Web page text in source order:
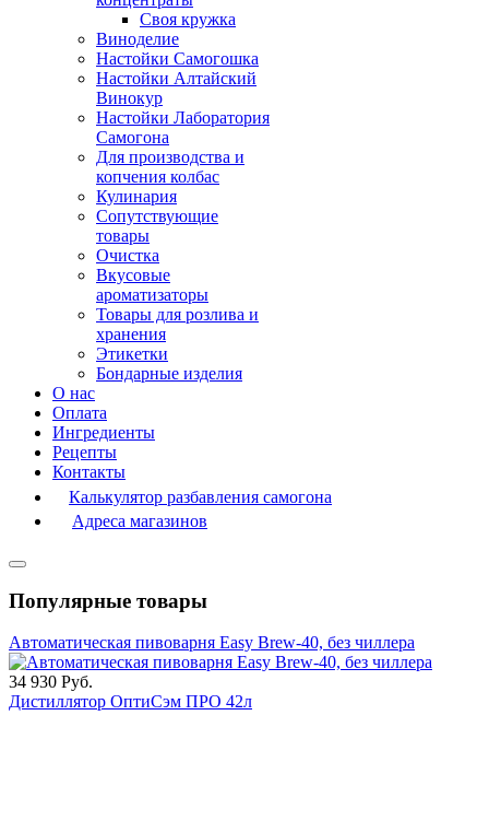
Своя кружка
Виноделие
Настойки Самогошка
Настойки Алтайский
Винокур
Настойки Лаборатория
Самогона
Для производства и
копчения колбас
Кулинария
Сопутствующие
товары
Очистка
Вкусовые
ароматизаторы
Товары для розлива и
хранения
Этикетки
Бондарные изделия
О нас
Оплата
Ингредиенты
Рецепты
Контакты
Калькулятор разбавления самогона
Адреса магазинов
Популярные товары
Автоматическая пивоварня Easy Brew-40, без чиллера
34 930 Руб.
Дистиллятор ОптиСэм ПРО 42л